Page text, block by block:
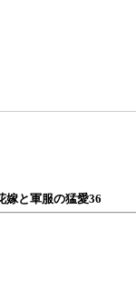
嫁と軍服の猛愛36